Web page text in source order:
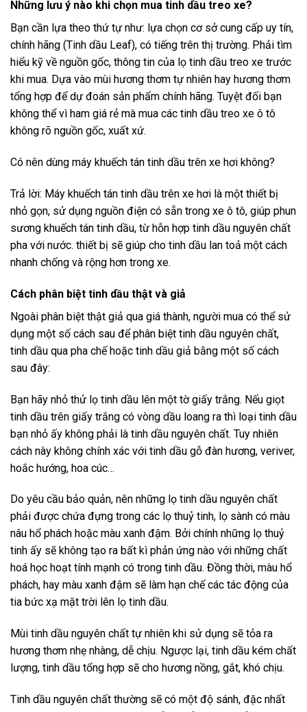
Những lưu ý nào khi chọn mua tinh dầu treo xe?
Bạn cần lựa theo thứ tự như: lựa chọn cơ sở cung cấp uy tín,
chính hãng (Tinh dầu Leaf), có tiếng trên thị trường. Phải tìm
hiểu kỹ về nguồn gốc, thông tin của lọ tinh dầu treo xe trước
khi mua. Dựa vào mùi hương thơm tự nhiên hay hương thơm
tổng hợp để dự đoán sản phẩm chính hãng. Tuyệt đối bạn
không thể vì ham giá rẻ mà mua các tinh dầu treo xe ô tô
không rõ nguồn gốc, xuất xứ.
Có nên dùng máy khuếch tán tinh dầu trên xe hơi không?
Trả lời: Máy khuếch tán tinh dầu trên xe hơi là một thiết bị
nhỏ gọn, sử dụng nguồn điện có sẵn trong xe ô tô, giúp phun
sương khuếch tán tinh dầu, từ hỗn hợp tinh dầu nguyên chất
pha với nước. thiết bị sẽ giúp cho tinh dầu lan toả một cách
nhanh chống và rộng hơn trong xe.
Cách phân biệt tinh dầu thật và giả
Ngoài phân biệt thật giả qua giá thành, người mua có thể sử
dụng một số cách sau để phân biệt tinh dầu nguyên chất,
tinh dầu qua pha chế hoặc tinh dầu giả bằng một số cách
sau đây:
Bạn hãy nhỏ thử lọ tinh dầu lên một tờ giấy trắng. Nếu giọt
tinh dầu trên giấy trắng có vòng dầu loang ra thì loại tinh dầu
bạn nhỏ ấy không phải là tinh dầu nguyên chất. Tuy nhiên
cách này không chính xác với tinh dầu gỗ đàn hương, veriver,
hoắc hướng, hoa cúc…
Do yêu cầu bảo quản, nên những lọ tinh dầu nguyên chất
phải được chứa đựng trong các lọ thuỷ tinh, lọ sành có màu
nâu hổ phách hoặc màu xanh đậm. Bởi chính những lọ thuỷ
tinh ấy sẽ không tạo ra bất kì phản ứng nào với những chất
hoá học hoạt tính mạnh có trong tinh dầu. Đồng thời, màu hổ
phách, hay màu xanh đậm sẽ làm hạn chế các tác động của
tia bức xạ mặt trời lên lọ tinh dầu.
Mùi tinh dầu nguyên chất tự nhiên khi sử dụng sẽ tỏa ra
hương thơm nhẹ nhàng, dễ chịu. Ngược lại, tinh dầu kém chất
lượng, tinh dầu tổng hợp sẽ cho hương nồng, gắt, khó chịu.
Tinh dầu nguyên chất thường sẽ có một độ sánh, đặc nhất